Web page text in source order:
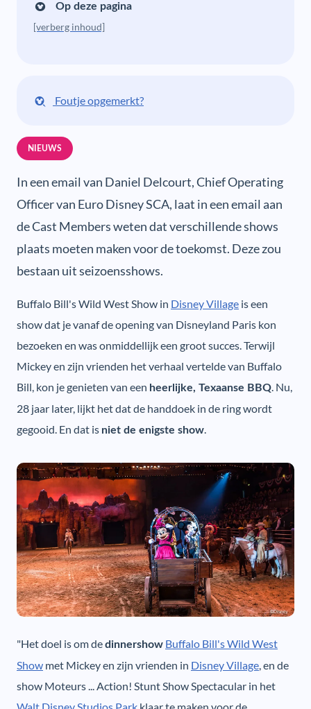
Op deze pagina
[verberg inhoud]
Foutje opgemerkt?
NIEUWS
In een email van Daniel Delcourt, Chief Operating
Officer van Euro Disney SCA, laat in een email aan
de Cast Members weten dat verschillende shows
plaats moeten maken voor de toekomst. Deze zou
bestaan uit seizoensshows.
Buffalo Bill's Wild West Show in Disney Village is een
show dat je vanaf de opening van Disneyland Paris kon
bezoeken en was onmiddellijk een groot succes. Terwijl
Mickey en zijn vrienden het verhaal vertelde van Buffalo
Bill, kon je genieten van een heerlijke, Texaanse BBQ. Nu,
28 jaar later, lijkt het dat de handdoek in de ring wordt
gegooid. En dat is niet de enigste show.
"Het doel is om dedinnershow Buffalo Bill's Wild West
Show met Mickey en zijn vrienden in Disney Village, en de
show Moteurs ... Action! Stunt Show Spectacular in het